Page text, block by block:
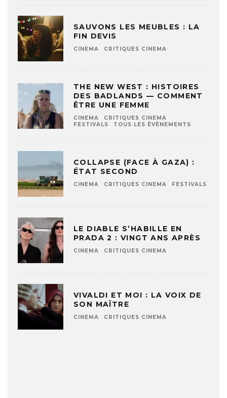
SAUVONS LES MEUBLES : LA
FIN DEVIS
CINEMA CRITIQUES CINEMA
THE NEW WEST : HISTOIRES
DES BADLANDS — COMMENT
ÊTRE UNE FEMME
CINEMA
CRITIQUES CINEMA
FESTIVALS
TOUS LES ÉVÈNEMENTS
COLLAPSE (FACE À GAZA) :
ÉTAT SECOND
CINEMA CRITIQUES CINEMA FESTIVALS
LE DIABLE S’HABILLE EN
PRADA 2 : VINGT ANS APRÈS
CINEMA CRITIQUES CINEMA
VIVALDI ET MOI : LA VOIX DE
SON MAÎTRE
CINEMA CRITIQUES CINEMA